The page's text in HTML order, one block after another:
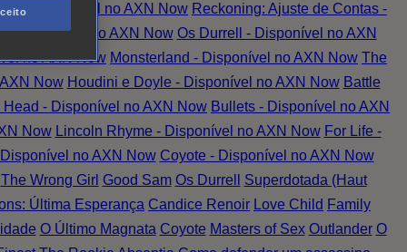
- Disponível no AXN Now Reckoning: Ajuste de Contas -
- Disponível no AXN Now Os Durrell - Disponível no AXN
no AXN Now Monsterland - Disponível no AXN Now The
Now Houdini e Doyle - Disponível no AXN Now Battle
Head - Disponível no AXN Now Bullets - Disponível no AXN
Now Lincoln Rhyme - Disponível no AXN Now For Life -
no AXN Now Coyote - Disponível no AXN Now
The Wrong Girl Good Sam Os Durrell
Superdotada (Haut
Última Esperança Candice Renoir Love Child Family
O Último Magnata Coyote Masters of Sex Outlander O